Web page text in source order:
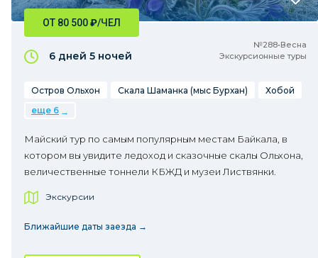
№288•Весна
Экскурсионные туры
ОТ 80 500₽/ЧЕЛ
6 дней 5 ночей
Остров Ольхон Скала Шаманка (мыс Бурхан)
Хобой
еще 6
Майский тур по самым популярным местам Байкала, в
котором вы увидите ледоход и сказочные скалы Ольхона,
величественные тоннели КБЖД и музеи Листвянки.
Экскурсии
Ближайшие даты заезда →